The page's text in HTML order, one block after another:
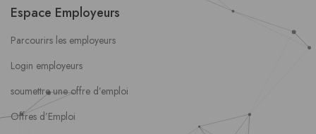
Espace Employeurs
Parcourirs les employeurs
Login employeurs
soumettre une offre d’emploi
Offres d’Emploi